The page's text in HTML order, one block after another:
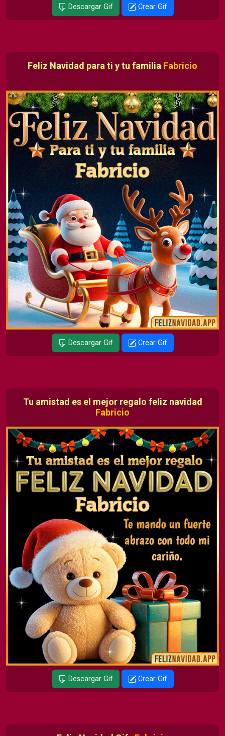
Descargar Gif Crear Gif
Feliz Navidad para ti y tu familia Fabricio
Descargar Gif Crear Gif
Tu amistad es el mejor regalo feliz navidad
Fabricio
Descargar Gif Crear Gif